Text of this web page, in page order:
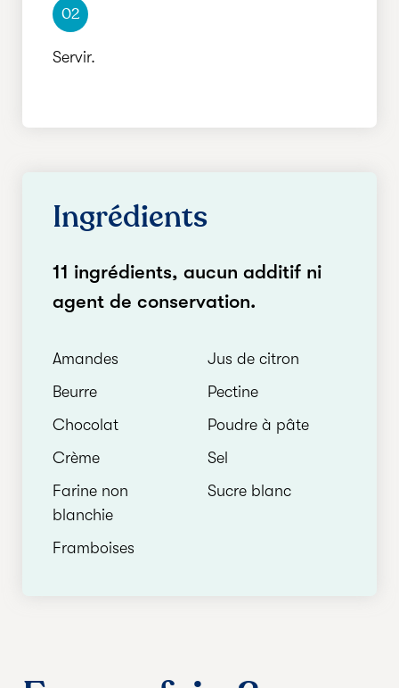
02
Servir.
Ingrédients
11 ingrédients, aucun additif ni
agent de conservation.
Amandes
Beurre
Chocolat
Crème
Farine non
blanchie
Framboises
Jus de citron
Pectine
Poudre à pâte
Sel
Sucre blanc